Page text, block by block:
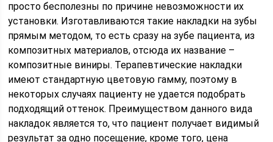
просто бесполезны по причине невозможности их
установки. Изготавливаются такие накладки на зубы
прямым методом, то есть сразу на зубе пациента, из
композитных материалов, отсюда их название –
композитные виниры. Терапевтические накладки
имеют стандартную цветовую гамму, поэтому в
некоторых случаях пациенту не удается подобрать
подходящий оттенок. Преимуществом данного вида
накладок является то, что пациент получает видимый
результат за одно посещение, кроме того, цена